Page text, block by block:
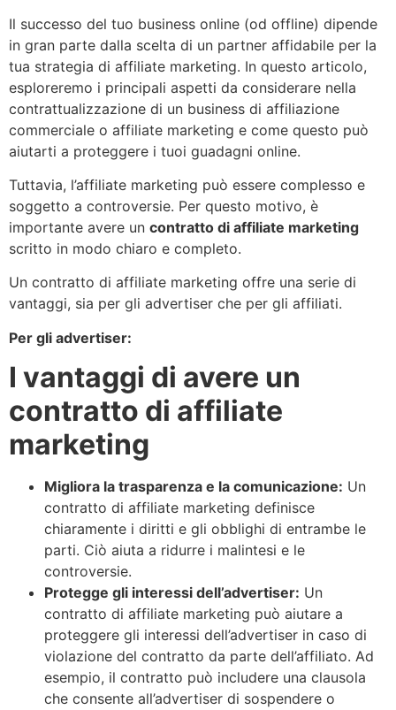
Il successo del tuo business online (od offline) dipende
in gran parte dalla scelta di un partner affidabile per la
tua strategia di affiliate marketing. In questo articolo,
esploreremo i principali aspetti da considerare nella
contrattualizzazione di un business di affiliazione
commerciale o affiliate marketing e come questo può
aiutarti a proteggere i tuoi guadagni online.
Tuttavia, l’affiliate marketing può essere complesso e
soggetto a controversie. Per questo motivo, è
importante avere un contratto di affiliate marketing
scritto in modo chiaro e completo.
Un contratto di affiliate marketing offre una serie di
vantaggi, sia per gli advertiser che per gli affiliati.
Per gli advertiser:
I vantaggi di avere un
contratto di affiliate
marketing
Migliora la trasparenza e la comunicazione: Un
contratto di affiliate marketing definisce
chiaramente i diritti e gli obblighi di entrambe le
parti. Ciò aiuta a ridurre i malintesi e le
controversie.
Protegge gli interessi dell’advertiser: Un
contratto di affiliate marketing può aiutare a
proteggere gli interessi dell’advertiser in caso di
violazione del contratto da parte dell’affiliato. Ad
esempio, il contratto può includere una clausola
che consente all’advertiser di sospendere o